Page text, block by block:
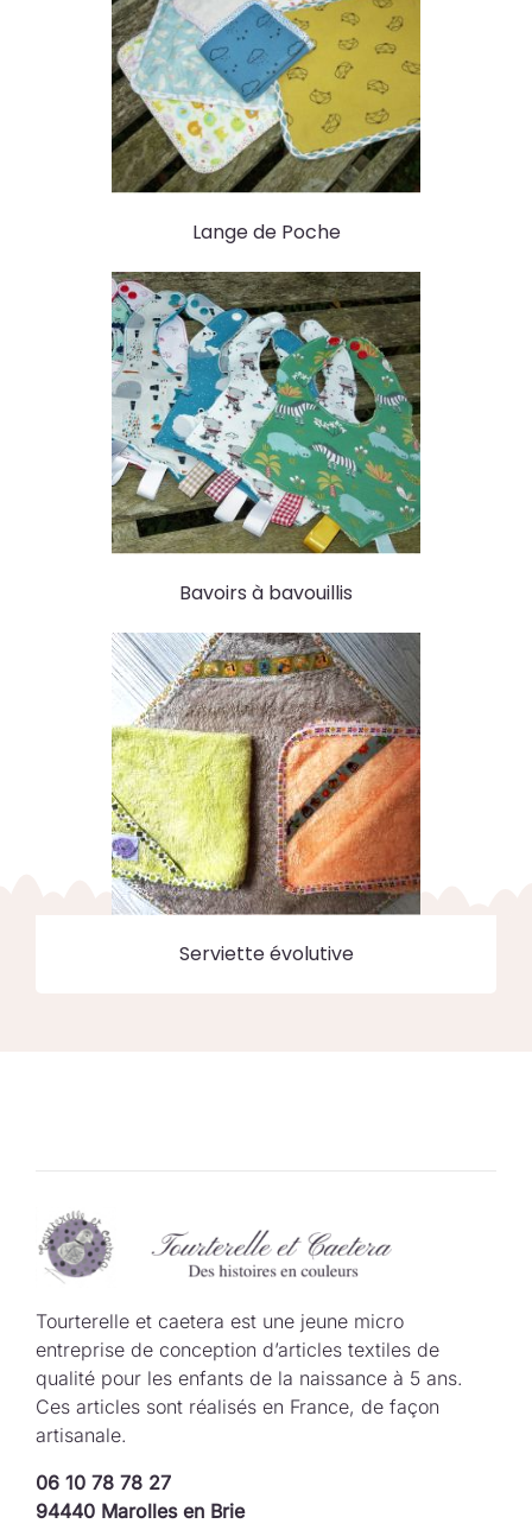
Lange de Poche
Bavoirs à bavouillis
Serviette évolutive
Tourterelle et caetera est une jeune micro
entreprise de conception d’articles textiles de
qualité pour les enfants de la naissance à 5 ans.
Ces articles sont réalisés en France, de façon
artisanale.
06 10 78 78 27
94440 Marolles en Brie